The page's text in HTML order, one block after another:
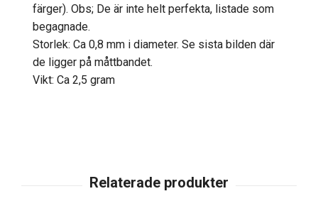
färger). Obs; De är inte helt perfekta, listade som
begagnade.
Storlek: Ca 0,8 mm i diameter. Se sista bilden där
de ligger på måttbandet.
Vikt: Ca 2,5 gram